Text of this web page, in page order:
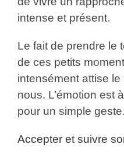
intense et présent.
Le fait de prendre le
de ces petits
intensément attise
nous. L’émotion est
pour un simple geste.
Accepter et suivre